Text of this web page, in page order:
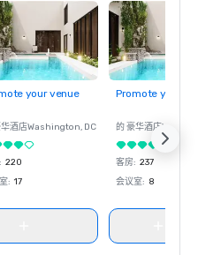
your venue
华酒店Washington, DC
: 220
: 17
Promote your
的 豪华酒店
客房: 237
会议室: 8